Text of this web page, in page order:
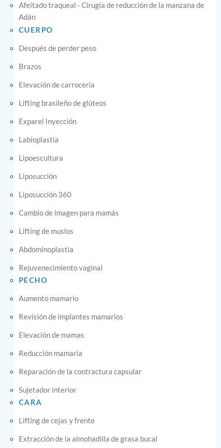
Afeitado traqueal - Cirugía de reducción de la manzana de
Adán
CUERPO
Después de perder peso
Brazos
Elevación de carrocería
Lifting brasileño de glúteos
Exparel Inyección
Labioplastia
Lipoescultura
Liposucción
Liposucción 360
Cambio de imagen para mamás
Lifting de muslos
Abdominoplastia
Rejuvenecimiento vaginal
PECHO
Aumento mamario
Revisión de implantes mamarios
Elevación de mamas
Reducción mamaria
Reparación de la contractura capsular
Sujetador interior
CARA
Lifting de cejas y frente
Extracción de la almohadilla de grasa bucal